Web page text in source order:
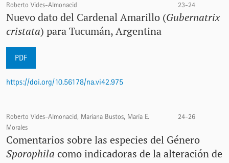
Roberto Vides-Almonacid 23-24
Nuevo dato del Cardenal Amarillo (Gubernatrix
cristata) para Tucumán, Argentina
PDF
https://doi.org/10.56178/na.vi42.975
Roberto Vides-Almonacid, Mariana Bustos, María E.
Morales
24-26
Comentarios sobre las especies del Género
Sporophila como indicadoras de la alteración de